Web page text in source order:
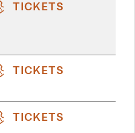
TICKETS
TICKETS
TICKETS